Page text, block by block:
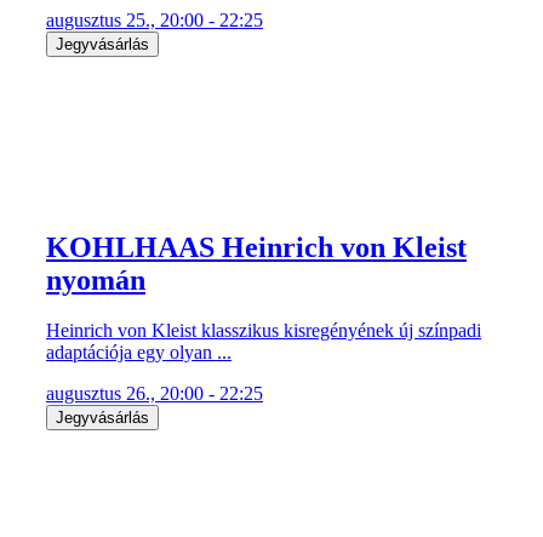
augusztus 25., 20:00 - 22:25
Jegyvásárlás
KOHLHAAS Heinrich von Kleist
nyomán
Heinrich von Kleist klasszikus kisregényének új színpadi
adaptációja egy olyan ...
augusztus 26., 20:00 - 22:25
Jegyvásárlás